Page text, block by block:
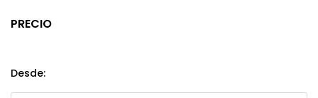
PRECIO
Desde: